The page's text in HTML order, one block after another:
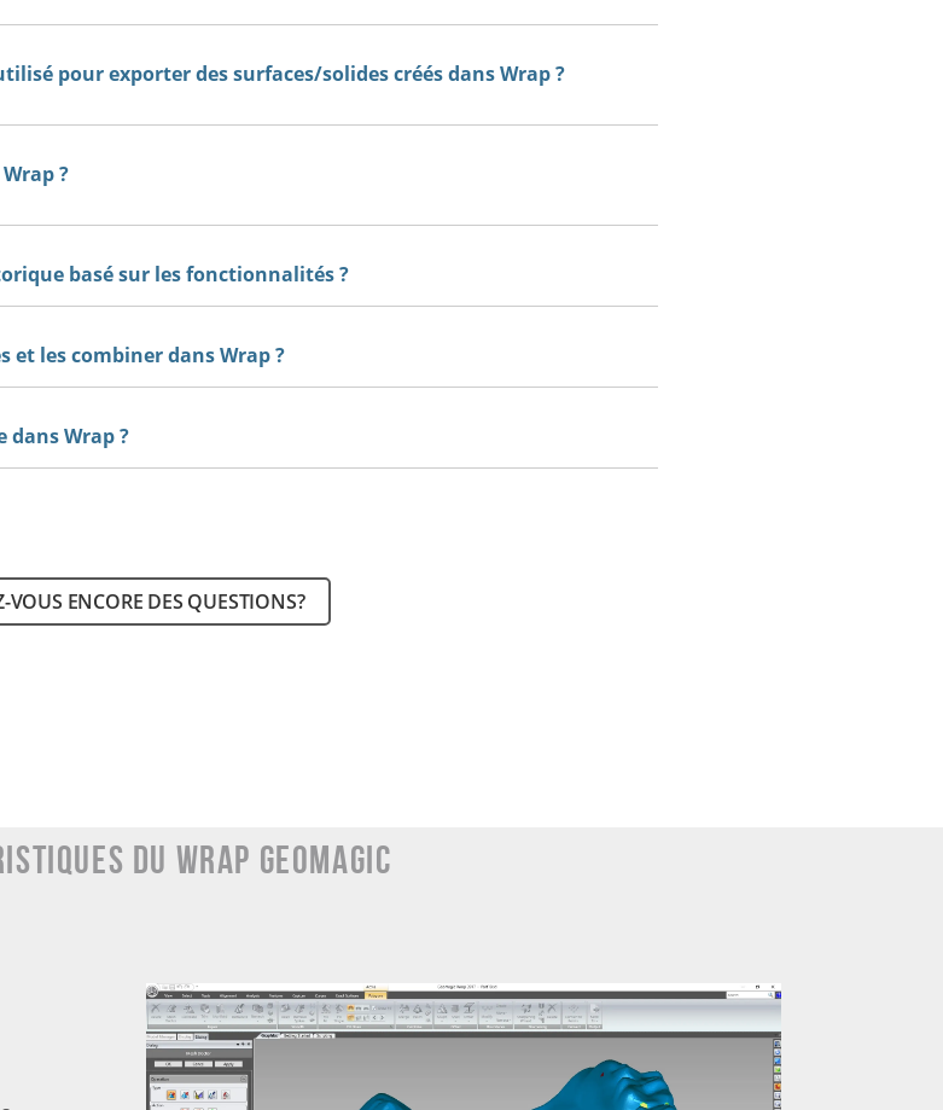
pour exporter des surfaces/solides créés dans Wrap ?
?
basé sur les fonctionnalités ?
et les combiner dans Wrap ?
dans Wrap ?
VOUS ENCORE DES QUESTIONS?
du Wrap GEOMAGIC